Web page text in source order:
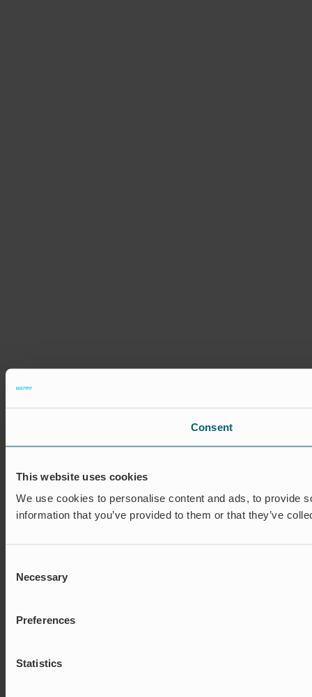
Consent
This website uses cookies
We use cookies to personalise content and ads, to provide
information that you’ve provided to them or that they’ve
Selection
Necessary
Preferences
Statistics